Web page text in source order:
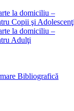
la domiciliu –
Copii şi
la domiciliu –
Adulţi
Bibliografică